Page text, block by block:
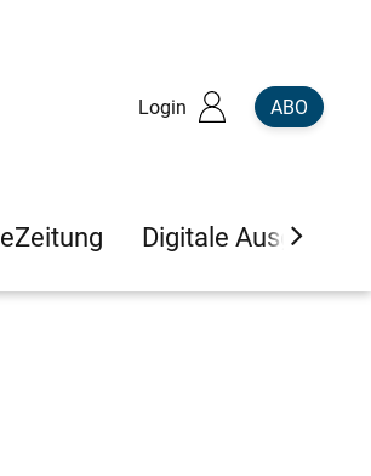
Login ABO
eZeitung Digitale Ausgaben